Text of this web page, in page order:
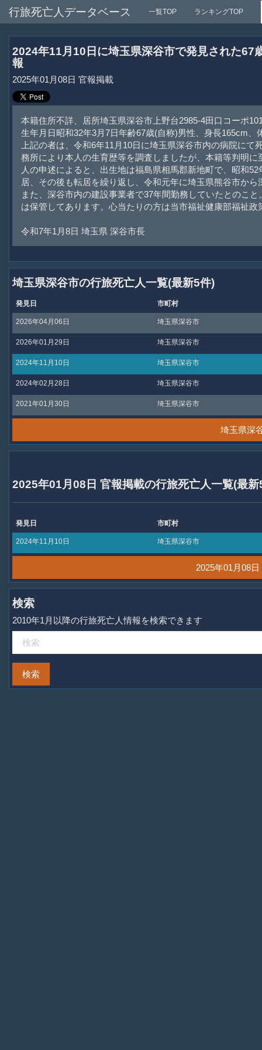
行旅死亡人データベース 一覧TOP ランキングTOP
2024年11月10日に埼玉県深谷市で発見された67
報
2025年01月08日 官報掲載
本籍住所不詳、居所埼玉県深谷市上野台2985-4田口コーポ
生年月日昭和32年3月7日年齢67歳(自称)男性、身長165cm、
上記の者は、令和6年11月10日に埼玉県深谷市内の病院にて
務所により本人の生育歴等を調査しましたが、本籍等判明
人の申述によると、出生地は福島県相馬郡新地町で、昭和
居、その後も転居を繰り返し、令和元年に埼玉県熊谷市か
また、深谷市内の建設事業者で37年間勤務していたとのこ
は保管してあります。心当たりの方は当市福祉健康部福祉
令和7年1月8日 埼玉県 深谷市長
埼玉県深谷市の行旅死亡人一覧(最新5件)
発見日 市町村
2026年04月06日 埼玉県深谷市
2026年01月29日 埼玉県深谷市
2024年11月10日 埼玉県深谷市
2024年02月28日 埼玉県深谷市
2021年01月30日 埼玉県深谷市
埼玉県深
2025年01月08日 官報掲載の行旅死亡人一覧(最新
発見日 市町村
2024年11月10日 埼玉県深谷市
2025年01月08
検索
2010年1月以降の行旅死亡人情報を検索できます